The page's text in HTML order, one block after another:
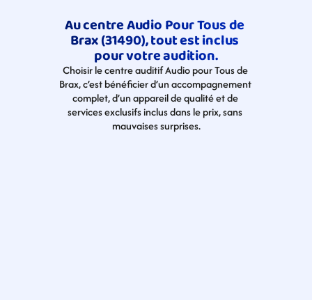
Au centre Audio Pour Tous de
Brax (31490), tout est inclus
pour votre audition.
Choisir le centre auditif Audio pour Tous de
Brax, c’est bénéficier d’un accompagnement
complet, d’un appareil de qualité et de
services exclusifs inclus dans le prix, sans
mauvaises surprises.